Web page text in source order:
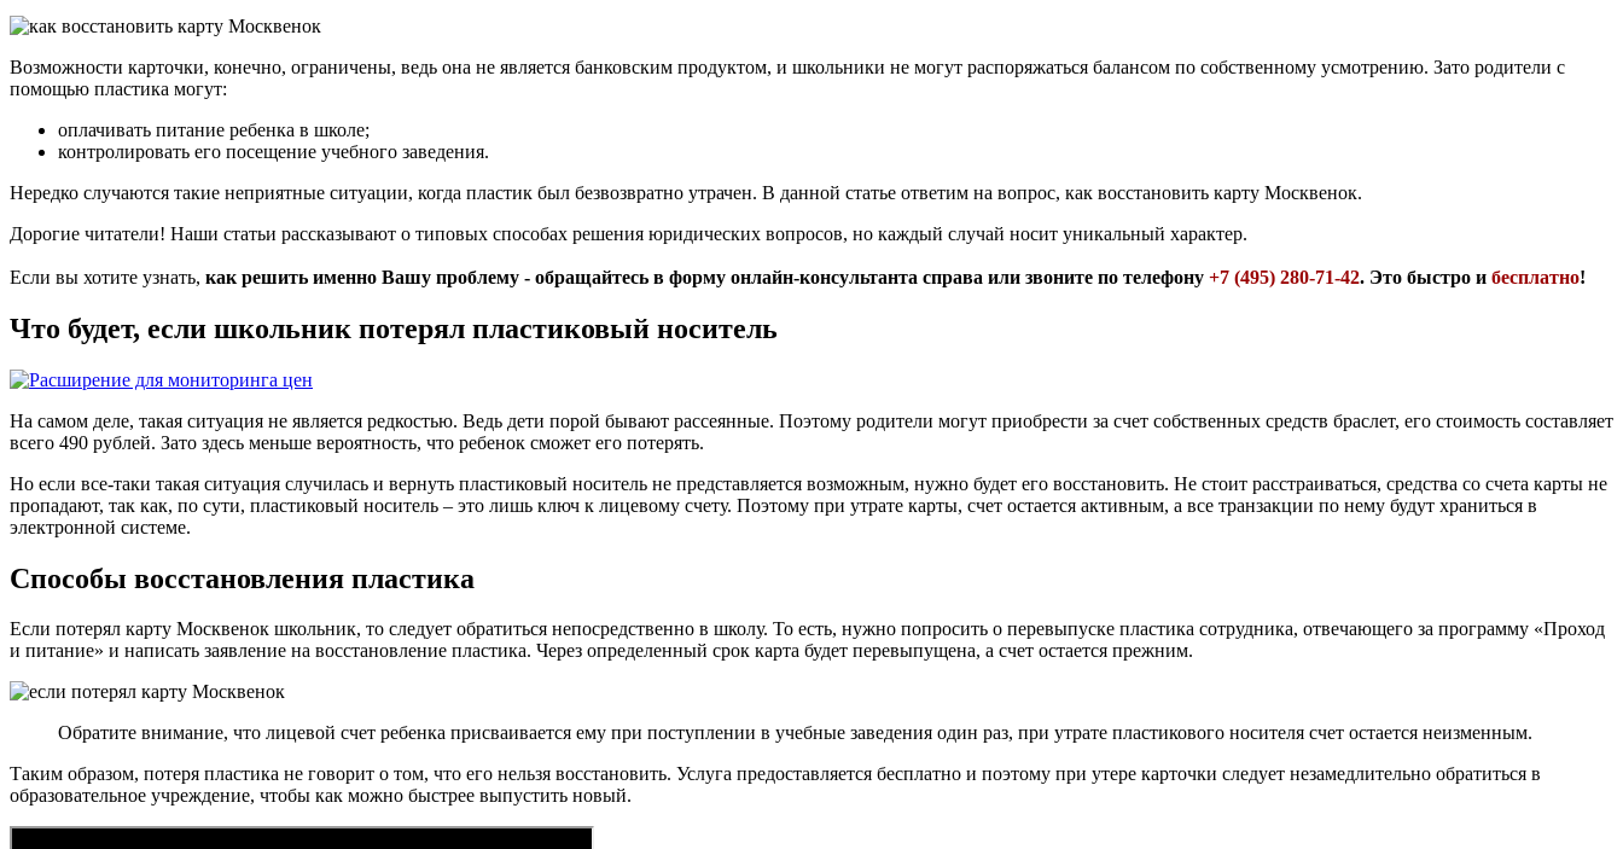
Возможности карточки, конечно, ограничены, ведь она не является банковским продуктом, и школьники не могут распоряжаться балансом по собственному усмотрению. Зато родители с
помощью пластика могут:
оплачивать питание ребенка в школе;
контролировать его посещение учебного заведения.
Нередко случаются такие неприятные ситуации, когда пластик был безвозвратно утрачен. В данной статье ответим на вопрос, как восстановить карту Москвенок.
Дорогие читатели! Наши статьи рассказывают о типовых способах решения юридических вопросов, но каждый случай носит уникальный характер.
Если вы хотите узнать, как решить именно Вашу проблему - обращайтесь в форму онлайн-консультанта справа или звоните по телефону +7 (495) 280-71-42. Это быстро и бесплатно!
Что будет, если школьник потерял пластиковый носитель
На самом деле, такая ситуация не является редкостью. Ведь дети порой бывают рассеянные. Поэтому родители могут приобрести за счет собственных средств браслет, его стоимость составляет
всего 490 рублей. Зато здесь меньше вероятность, что ребенок сможет его потерять.
Но если все-таки такая ситуация случилась и вернуть пластиковый носитель не представляется возможным, нужно будет его восстановить. Не стоит расстраиваться, средства со счета карты не
пропадают, так как, по сути, пластиковый носитель – это лишь ключ к лицевому счету. Поэтому при утрате карты, счет остается активным, а все транзакции по нему будут храниться в
электронной системе.
Способы восстановления пластика
Если потерял карту Москвенок школьник, то следует обратиться непосредственно в школу. То есть, нужно попросить о перевыпуске пластика сотрудника, отвечающего за программу «Проход
и питание» и написать заявление на восстановление пластика. Через определенный срок карта будет перевыпущена, а счет остается прежним.
Обратите внимание, что лицевой счет ребенка присваивается ему при поступлении в учебные заведения один раз, при утрате пластикового носителя счет остается неизменным.
Таким образом, потеря пластика не говорит о том, что его нельзя восстановить. Услуга предоставляется бесплатно и поэтому при утере карточки следует незамедлительно обратиться в
образовательное учреждение, чтобы как можно быстрее выпустить новый.